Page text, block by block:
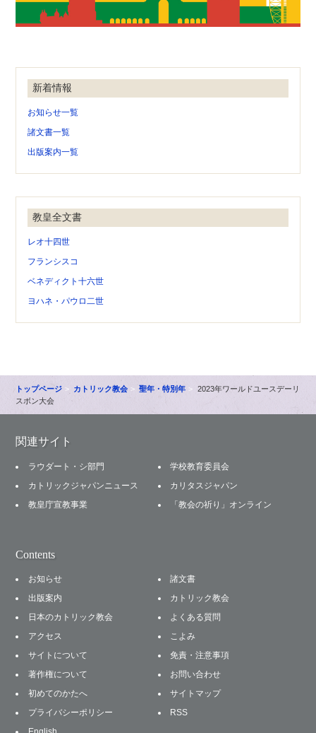
新着情報
お知らせ一覧
諸文書一覧
出版案内一覧
教皇全文書
レオ十四世
フランシスコ
ベネディクト十六世
ヨハネ・パウロ二世
トップページ カトリック教会 聖年・特別年
2023年ワールドユースデーリ
スボン大会
関連サイト
ラウダート・シ部門
学校教育委員会
カトリックジャパンニュース
カリタスジャパン
教皇庁宣教事業
「教会の祈り」オンライン
Contents
お知らせ
諸文書
出版案内
カトリック教会
日本のカトリック教会
よくある質問
アクセス
こよみ
サイトについて
免責・注意事項
著作権について
お問い合わせ
初めてのかたへ
サイトマップ
プライバシーポリシー
RSS